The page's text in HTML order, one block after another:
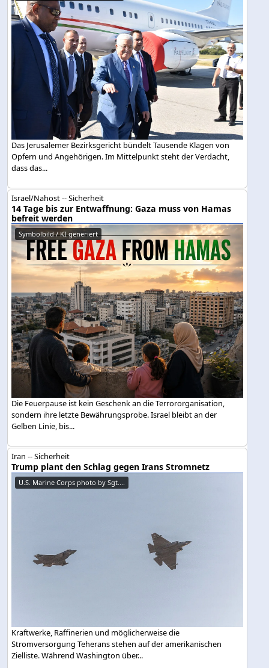
Das Jerusalemer Bezirksgericht bündelt Tausende Klagen von
Opfern und Angehörigen. Im Mittelpunkt steht der Verdacht,
dass das...
Israel/Nahost -- Sicherheit
14 Tage bis zur Entwaffnung: Gaza muss von Hamas
befreit werden
Symbolbild / KI generiert
Die Feuerpause ist kein Geschenk an die Terrororganisation,
sondern ihre letzte Bewährungsprobe. Israel bleibt an der
Gelben Linie, bis...
Iran -- Sicherheit
Trump plant den Schlag gegen Irans Stromnetz
U.S. Marine Corps photo by Sgt....
Kraftwerke, Raffinerien und möglicherweise die
Stromversorgung Teherans stehen auf der amerikanischen
Zielliste. Während Washington über...